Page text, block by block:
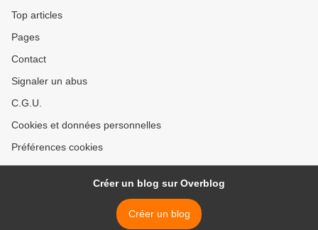
Top articles
Pages
Contact
Signaler un abus
C.G.U.
Cookies et données personnelles
Préférences cookies
Créer un blog sur Overblog
Créer un blog